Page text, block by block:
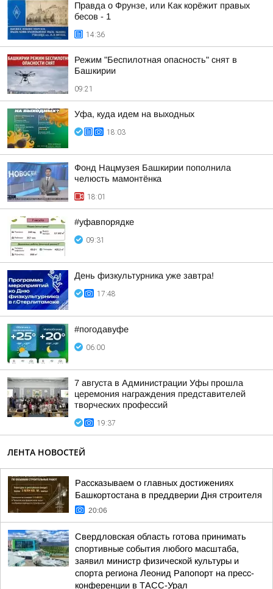
Правда о Фрунзе, или Как корёжит правых
бесов - 1
14:36
Режим "Беспилотная опасность" снят в
Башкирии
09:21
Уфа, куда идем на выходных
18:03
Фонд Нацмузея Башкирии пополнила
челюсть мамонтёнка
18:01
#уфавпорядке
09:31
День физкультурника уже завтра!
17:48
#погодавуфе
06:00
7 августа в Администрации Уфы прошла
церемония награждения представителей
творческих профессий
19:37
ЛЕНТА НОВОСТЕЙ
Рассказываем о главных достижениях
Башкортостана в преддверии Дня строителя
20:06
Свердловская область готова принимать
спортивные события любого масштаба,
заявил министр физической культуры и
спорта региона Леонид Рапопорт на пресс-
конференции в ТАСС-Урал